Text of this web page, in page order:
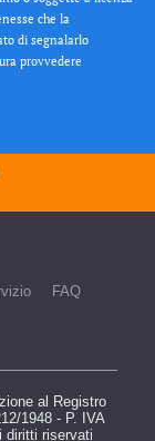
che la
di segnalarlo
provvedere
FAQ
al Registro
1948 - P. IVA
diritti riservati